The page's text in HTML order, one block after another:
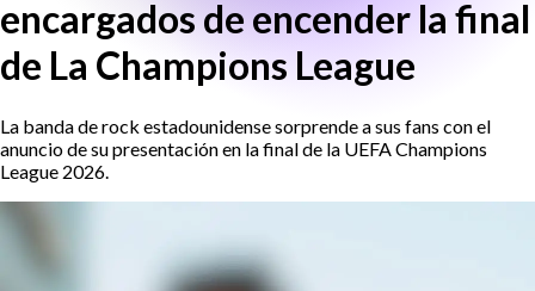
encargados de encender la final
de La Champions League
La banda de rock estadounidense sorprende a sus fans con el
anuncio de su presentación en la final de la UEFA Champions
League 2026.